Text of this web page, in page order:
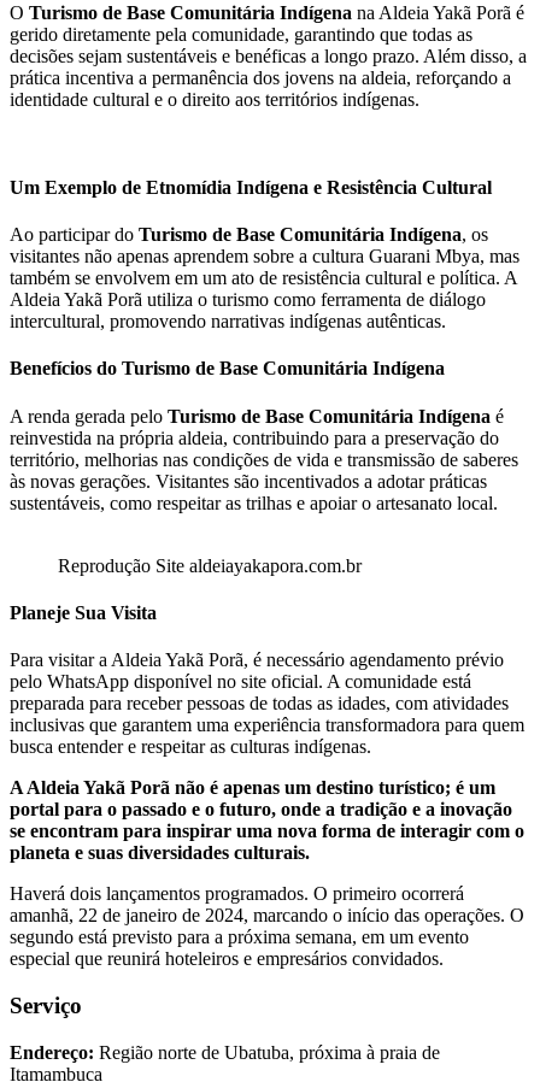
O Turismo de Base Comunitária Indígena na Aldeia Yakã Porã é
gerido diretamente pela comunidade, garantindo que todas as
decisões sejam sustentáveis e benéficas a longo prazo. Além disso, a
prática incentiva a permanência dos jovens na aldeia, reforçando a
identidade cultural e o direito aos territórios indígenas.
Um Exemplo de Etnomídia Indígena e Resistência Cultural
Ao participar do Turismo de Base Comunitária Indígena, os
visitantes não apenas aprendem sobre a cultura Guarani Mbya, mas
também se envolvem em um ato de resistência cultural e política. A
Aldeia Yakã Porã utiliza o turismo como ferramenta de diálogo
intercultural, promovendo narrativas indígenas autênticas.
Benefícios do Turismo de Base Comunitária Indígena
A renda gerada pelo Turismo de Base Comunitária Indígena é
reinvestida na própria aldeia, contribuindo para a preservação do
território, melhorias nas condições de vida e transmissão de saberes
às novas gerações. Visitantes são incentivados a adotar práticas
sustentáveis, como respeitar as trilhas e apoiar o artesanato local.
Reprodução Site aldeiayakapora.com.br
Planeje Sua Visita
Para visitar a Aldeia Yakã Porã, é necessário agendamento prévio
pelo WhatsApp disponível no site oficial. A comunidade está
preparada para receber pessoas de todas as idades, com atividades
inclusivas que garantem uma experiência transformadora para quem
busca entender e respeitar as culturas indígenas.
A Aldeia Yakã Porã não é apenas um destino turístico; é um
portal para o passado e o futuro, onde a tradição e a inovação
se encontram para inspirar uma nova forma de interagir com o
planeta e suas diversidades culturais.
Haverá dois lançamentos programados. O primeiro ocorrerá
amanhã, 22 de janeiro de 2024, marcando o início das operações. O
segundo está previsto para a próxima semana, em um evento
especial que reunirá hoteleiros e empresários convidados.
Serviço
Endereço: Região norte de Ubatuba, próxima à praia de
Itamambuca